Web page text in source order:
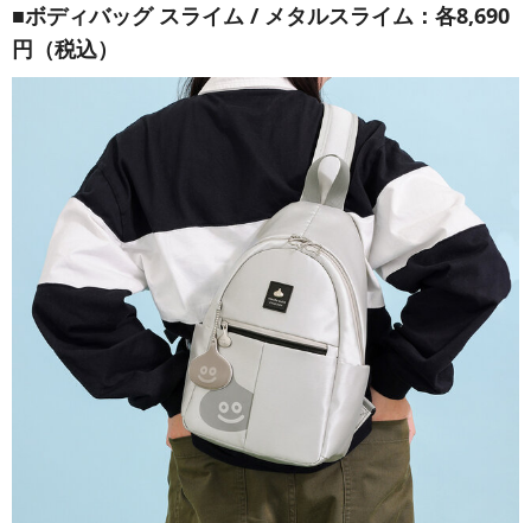
■ボディバッグ スライム / メタルスライム：各8,690
円（税込）